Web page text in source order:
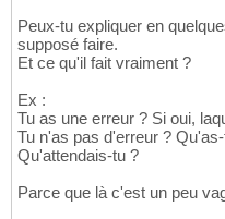
25
26
27
29
30
31
32
34
' contrôle de la
If
End If
"AND Candidat =
Peux-tu expliquer en
supposé faire.
Et ce qu'il fait vraiment ?
Ex :
Tu as une erreur ? Si oui,
Tu n'as pas d'erreur ?
Qu'attendais-tu ?
Parce que là c'est un peu